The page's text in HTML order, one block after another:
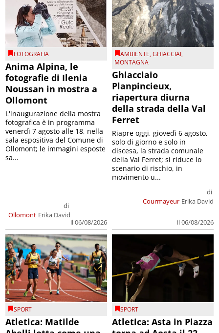
FOTOGRAFIA
Anima Alpina, le
fotografie di Ilenia
Noussan in mostra a
Ollomont
Ollomont
di
Erika David
il 06/08/2026
L'inaugurazione della mostra
fotografica è in programma
venerdì 7 agosto alle 18, nella
sala espositiva del Comune di
Ollomont; le immagini esposte
sa...
AMBIENTE,GHIACCIAI,
MONTAGNA
Ghiacciaio
Planpincieux,
riapertura diurna
della strada della Val
Ferret
Courmayeur
di
Erika David
il 06/08/2026
Riapre oggi, giovedì 6 agosto,
solo di giorno e solo in
discesa, la strada comunale
della Val Ferret; si riduce lo
scenario di rischio, in
movimento u...
SPORT
Atletica: Matilde
SPORT
Atletica: Asta in Piazza